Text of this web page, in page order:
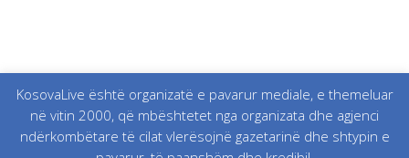
KosovaLive është organizatë e pavarur mediale, e themeluar
në vitin 2000, që mbështetet nga organizata dhe agjenci
ndërkombëtare të cilat vlerësojnë gazetarinë dhe shtypin e